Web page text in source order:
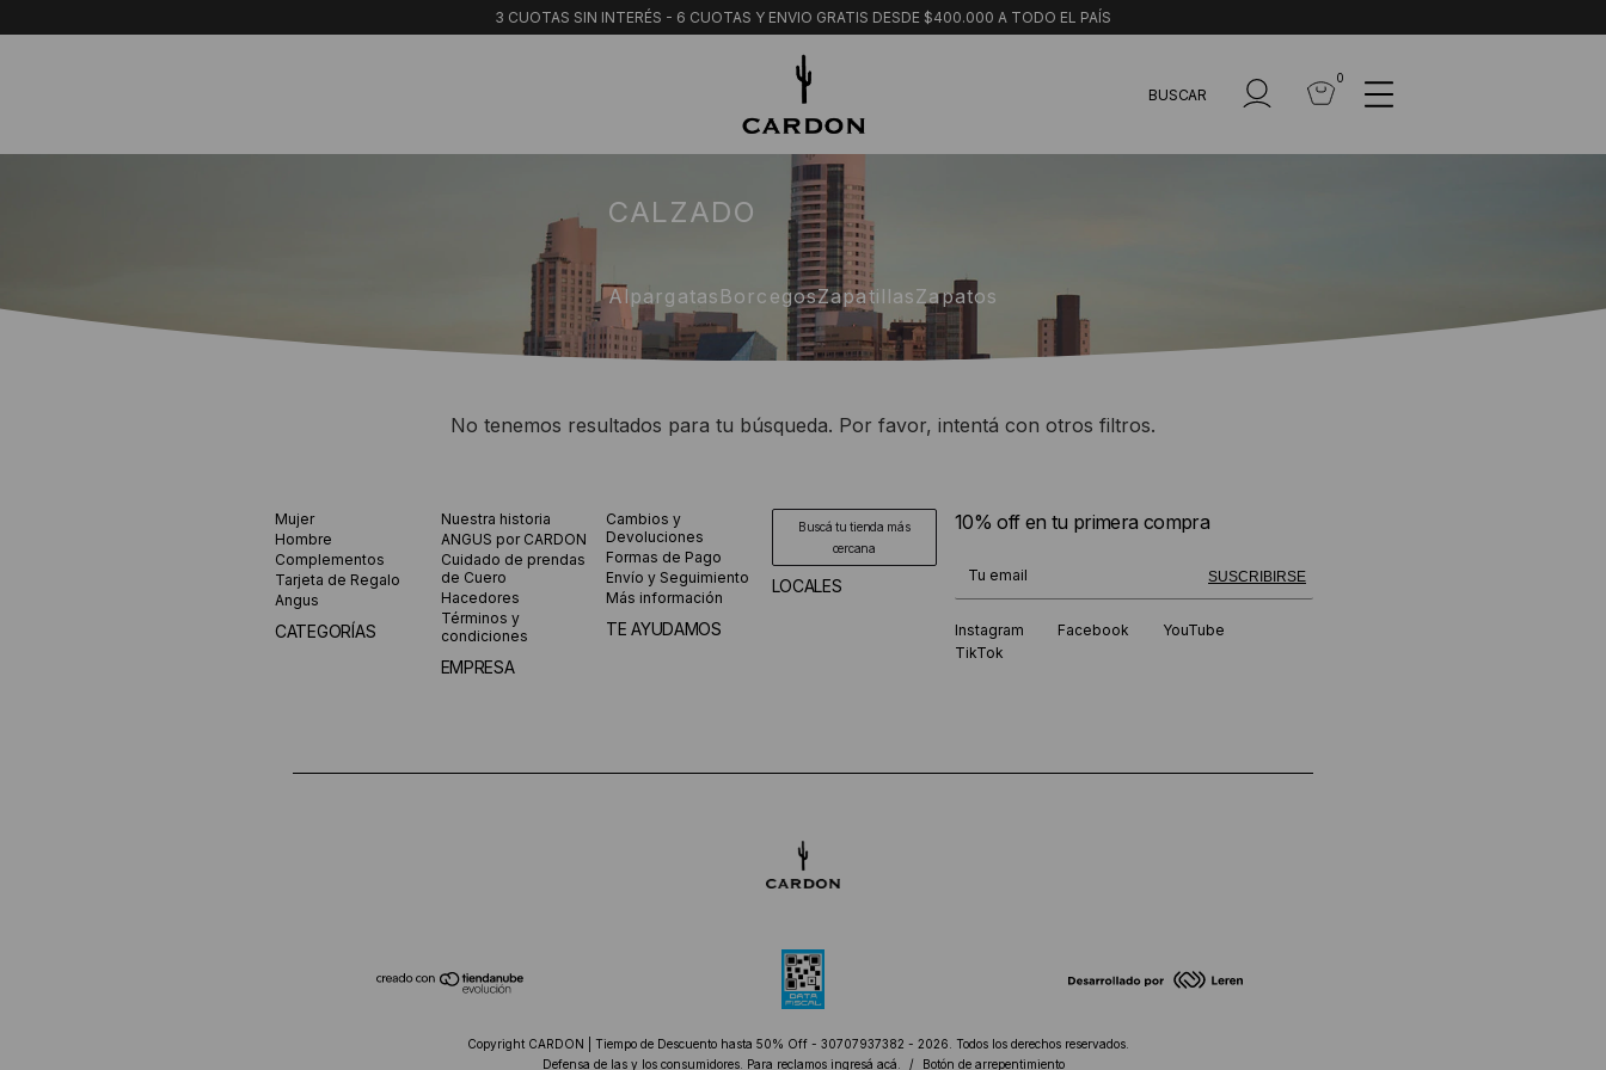
3 CUOTAS SIN INTERÉS - 6 CUOTAS Y ENVIO GRATIS DESDE $400.000 A TODO EL PAÍS
BUSCAR
0
CALZADO
Alpargatas BorcegosZapatillasZapatos
No tenemos resultados para tu búsqueda. Por favor, intentá con otros filtros.
Mujer
Hombre
Complementos
Tarjeta de Regalo
Angus
CATEGORÍAS
Nuestra historia
ANGUS por CARDON
Cuidado de prendas
de Cuero
Hacedores
Términos y
condiciones
EMPRESA
Cambios y
Devoluciones
Formas de Pago
Envío y Seguimiento
Más información
TE AYUDAMOS
Buscá tu tienda más
cercana
LOCALES
10% off en tu primera compra
SUSCRIBIRSE
¡Te suscribiste exitosamente!
Instagram Facebook
YouTube
TikTok
Copyright CARDON | Tiempo de Descuento hasta 50% Off - 30707937382 - 2026. Todos los derechos reservados.
Defensa de las y los consumidores. Para reclamos ingresá acá. / Botón de arrepentimiento